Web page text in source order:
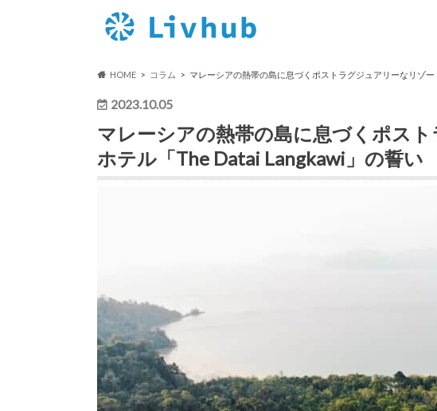
HOME コラム マレーシアの熱帯の島に息づくポストラグジュアリーなリゾ
2023.10.05
マレーシアの熱帯の島に息づくポス
ホテル「The Datai Langkawi」の誓い